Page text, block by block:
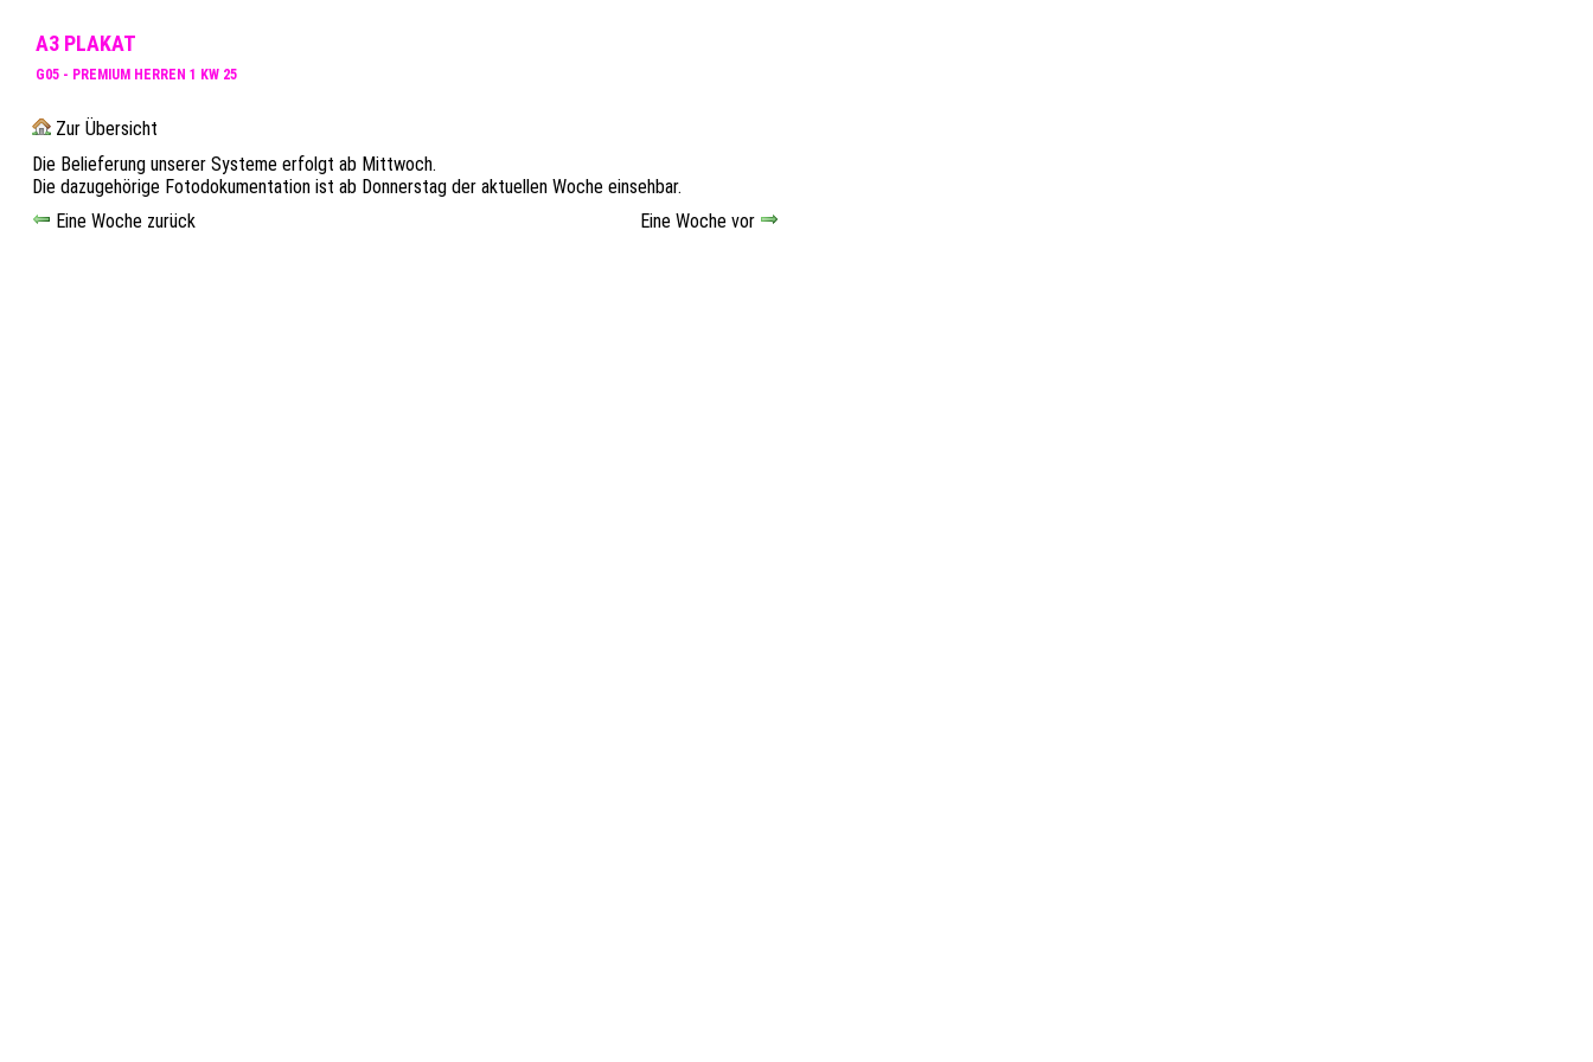
A3 PLAKAT
G05 - PREMIUM HERREN 1 KW 25
Zur Übersicht
Die Belieferung unserer Systeme erfolgt ab Mittwoch.
Die dazugehörige Fotodokumentation ist ab Donnerstag der aktuellen Woche einsehbar.
Eine Woche zurück
Eine Woche vor